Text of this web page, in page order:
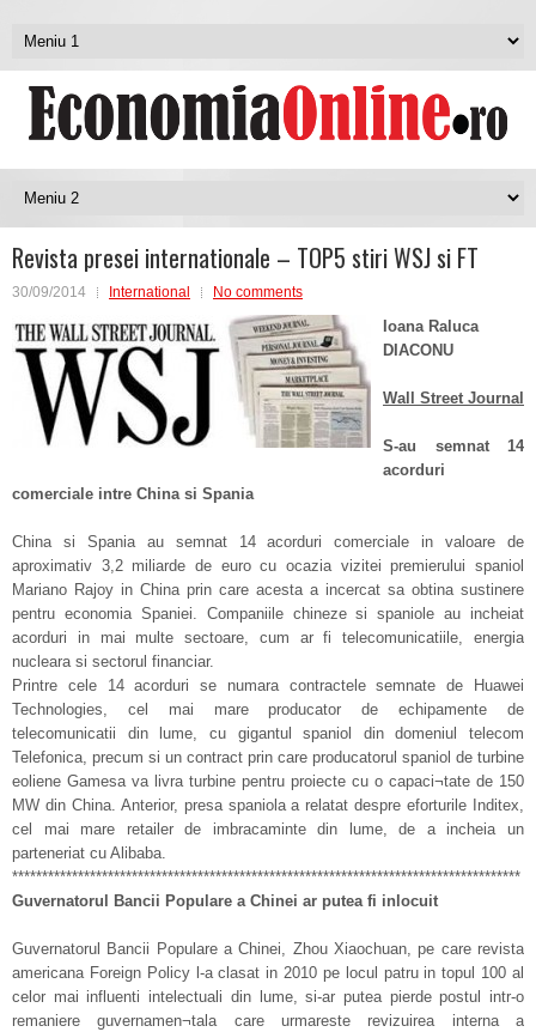
Revista presei internationale – TOP5 stiri WSJ si FT
30/09/2014 International No comments
Ioana Raluca
DIACONU
Wall Street Journal
S-au semnat 14
acorduri
comerciale intre China si Spania
China si Spania au semnat 14 acorduri comerciale in valoare de
aproximativ 3,2 miliarde de euro cu ocazia vizitei premierului spaniol
Mariano Rajoy in China prin care acesta a incercat sa obtina sustinere
pentru economia Spaniei. Companiile chineze si spaniole au incheiat
acorduri in mai multe sectoare, cum ar fi telecomunicatiile, energia
nucleara si sectorul financiar.
Printre cele 14 acorduri se numara contractele semnate de Huawei
Technologies, cel mai mare producator de echipamente de
telecomunicatii din lume, cu gigantul spaniol din domeniul telecom
Telefonica, precum si un contract prin care producatorul spaniol de turbine
eoliene Gamesa va livra turbine pentru proiecte cu o capaci¬tate de 150
MW din China. Anterior, presa spaniola a relatat despre eforturile Inditex,
cel mai mare retailer de imbracaminte din lume, de a incheia un
parteneriat cu Alibaba.
*************************************************************************************
Guvernatorul Bancii Populare a Chinei ar putea fi inlocuit
Guvernatorul Bancii Populare a Chinei, Zhou Xiaochuan, pe care revista
americana Foreign Policy l-a clasat in 2010 pe locul patru in topul 100 al
celor mai influenti intelectuali din lume, si-ar putea pierde postul intr-o
remaniere guvernamen¬tala care urmareste revizuirea interna a